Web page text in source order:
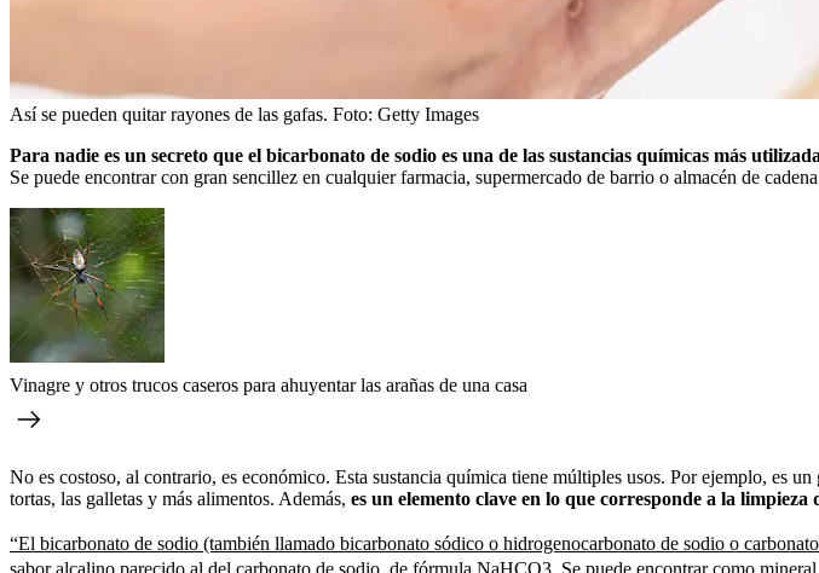
Así se pueden quitar rayones de las gafas. Foto: Getty Images
Para nadie es un secreto que el bicarbonato de sodio es una de las sustancias químicas más
Se puede encontrar con gran sencillez en cualquier farmacia, supermercado de barrio o almacén de
Vinagre y otros trucos caseros para ahuyentar las arañas de una casa
No es costoso, al contrario, es económico. Esta sustancia química tiene múltiples usos. Por ejemplo, es
tortas, las galletas y más alimentos. Además, es un elemento clave en lo que corresponde a la limpieza
“El bicarbonato de sodio (también llamado bicarbonato sódico o hidrogenocarbonato de sodio o
sabor alcalino parecido al del carbonato de sodio, de fórmula NaHCO3. Se puede encontrar como